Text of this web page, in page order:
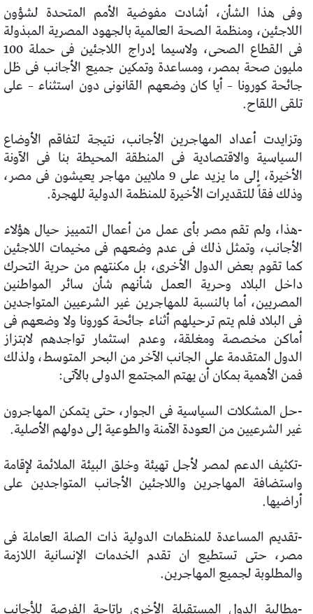
وفى هذا الشأن، أشادت مفوضية الأمم المتحدة لشؤون
اللاجئين، ومنظمة الصحة العالمية بالجهود المصرية المبذولة
فى القطاع الصحى، ولاسيما إدراج اللاجئين فى حملة 100
مليون صحة بمصر، ومساعدة وتمكين جميع الأجانب فى ظل
جائحة كورونا – أيا كان وضعهم القانونى دون استثناء – على
تلقى اللقاح.
وتزايدت أعداد المهاجرين الأجانب، نتيجة لتفاقم الأوضاع
السياسية والاقتصادية فى المنطقة المحيطة بنا فى الآونة
الأخيرة، إلى ما يزيد على 9 ملايين مهاجر يعيشون فى مصر،
وذلك فقاً للتقديرات الأخيرة للمنظمة الدولية للهجرة.
-هذا، ولم تقم مصر بأى عمل من أعمال التمييز حيال هؤلاء
الأجانب، وتمثل ذلك فى عدم وضعهم فى مخيمات اللاجئين
كما تقوم بعض الدول الأخرى، بل مكنتهم من حرية التحرك
داخل البلاد وحرية العمل شأنهم شأن سائر المواطنين
المصريين، أما بالنسبة للمهاجرين غير الشرعيين المتواجدين
فى البلاد فلم يتم ترحيلهم أثناء جائحة كورونا ولا وضعهم فى
أماكن مخصصة ومغلقة، وعدم استثمار تواجدهم لابتزاز
الدول المتقدمة على الجانب الآخر من البحر المتوسط، ولذلك
فمن الأهمية بمكان أن يهتم المجتمع الدولى بالآتى:
-حل المشكلات السياسية فى الجوار، حتى يتمكن المهاجرون
غير الشرعيين من العودة الآمنة والطوعية إلى دولهم الأصلية.
-تكثيف الدعم لمصر لأجل تهيئة وخلق البيئة الملائمة لإقامة
واستضافة المهاجرين واللاجئين الأجانب المتواجدين على
أراضيها.
-تقديم المساعدة للمنظمات الدولية ذات الصلة العاملة فى
مصر، حتى تستطيع ان تقدم الخدمات الإنسانية اللازمة
والمطلوبة لجميع المهاجرين.